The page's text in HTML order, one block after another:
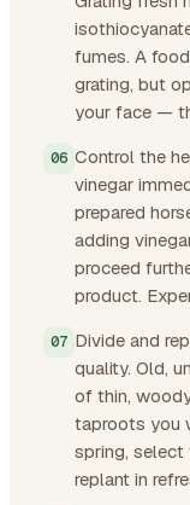
fumes. A
grating, but
your face —
Control the
vinegar
prepared
adding
proceed
product.
Divide and
quality. Old,
of thin,
taproots you
spring,
replant in